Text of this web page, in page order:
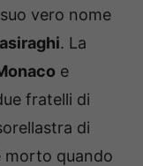
vero nome
. La
e
fratelli di
di
morto quando